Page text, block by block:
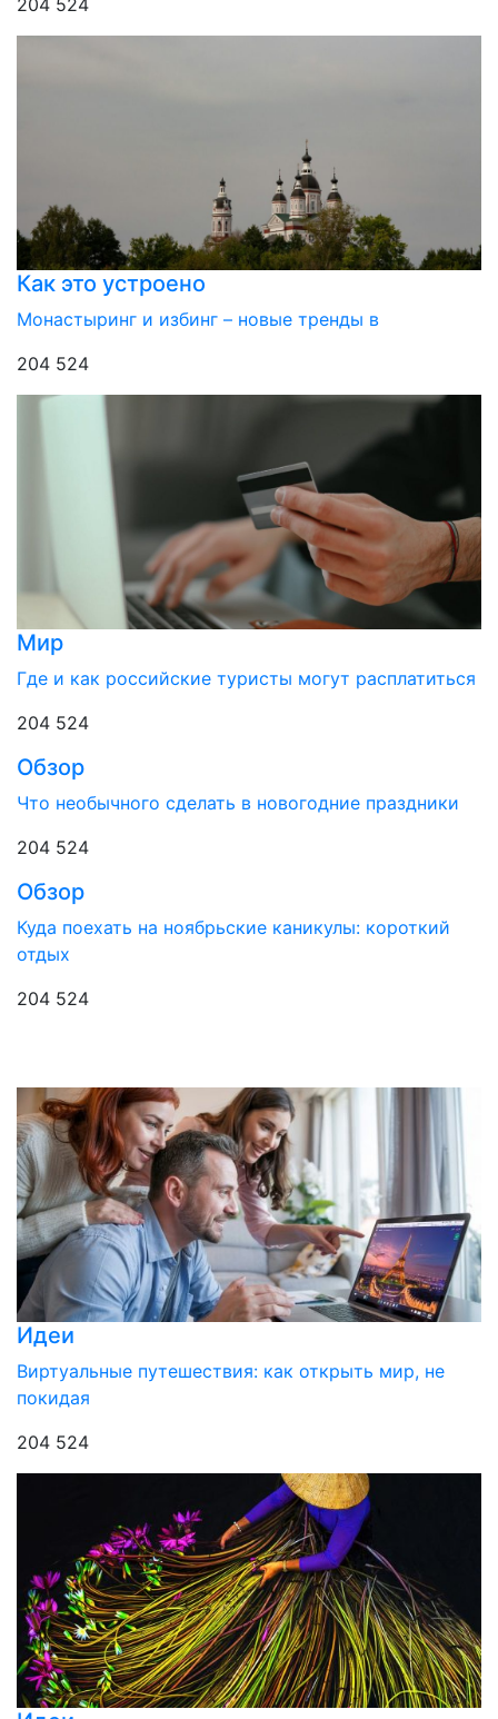
Как это устроено
Монастыринг и избинг – новые тренды в
204 524
Мир
Где и как российские туристы могут расплатиться
204 524
Обзор
Что необычного сделать в новогодние праздники
204 524
Обзор
Куда поехать на ноябрьские каникулы: короткий
отдых
204 524
Идеи
Виртуальные путешествия: как открыть мир, не
покидая
204 524